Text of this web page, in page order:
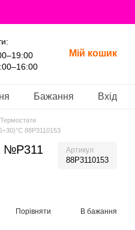
Мій кошик
Бажання Вхід
Термостати
88P3110153
№Р311
Артикул
88P3110153
Порівняти В бажання